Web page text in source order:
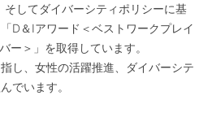
してダイバーシティポリシーに基
D＆Iアワード＜ベストワークプレイ
ー＞」を取得しています。
し、女性の活躍推進、ダイバーシテ
でいます。